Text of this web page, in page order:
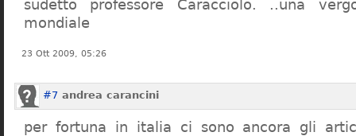
sudetto professore Caracciolo. ..una
mondiale
23 Ott 2009, 05:26
#7 andrea carancini
per fortuna in italia ci sono ancora gli